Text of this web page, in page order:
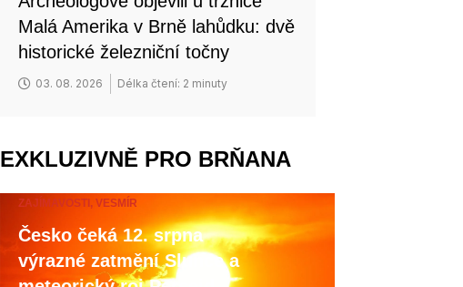
Malá Amerika v Brně lahůdku: dvě
historické železniční točny
03. 08. 2026 Délka čtení: 2 minuty
EXKLUZIVNĚ PRO BRŇANA
ZAJÍMAVOSTI,VESMÍR
Česko čeká 12. srpna
výrazné zatmění Slunce a